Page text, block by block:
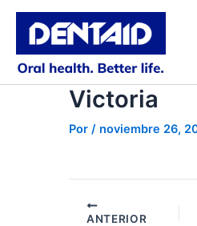
contenido
Victoria
Por / noviembre 26,
ANTERIOR